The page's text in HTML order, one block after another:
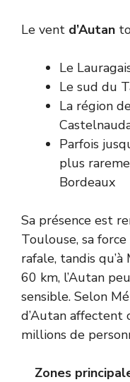
Le vent d’Autan
Le
Le sud du
La région
Parfois
plus
Bordeaux
Sa présence est
Toulouse, sa
rafale, tandis
60 km, l’Autan
sensible. Selon
d’Autan affectent
millions de
Zones